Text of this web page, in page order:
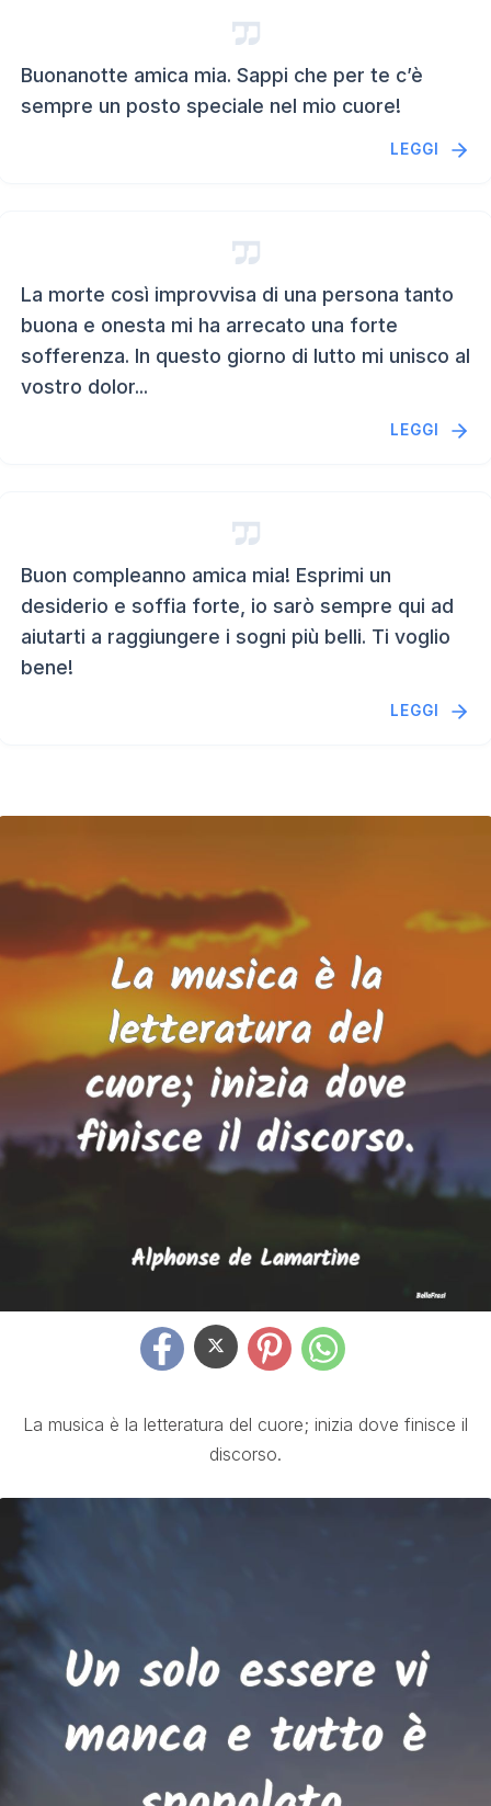
Buonanotte amica mia. Sappi che per te c’è
sempre un posto speciale nel mio cuore!
LEGGI
La morte così improvvisa di una persona tanto
buona e onesta mi ha arrecato una forte
sofferenza. In questo giorno di lutto mi unisco al
vostro dolor...
LEGGI
Buon compleanno amica mia! Esprimi un
desiderio e soffia forte, io sarò sempre qui ad
aiutarti a raggiungere i sogni più belli. Ti voglio
bene!
LEGGI
La musica è la letteratura del cuore; inizia dove finisce il
discorso.